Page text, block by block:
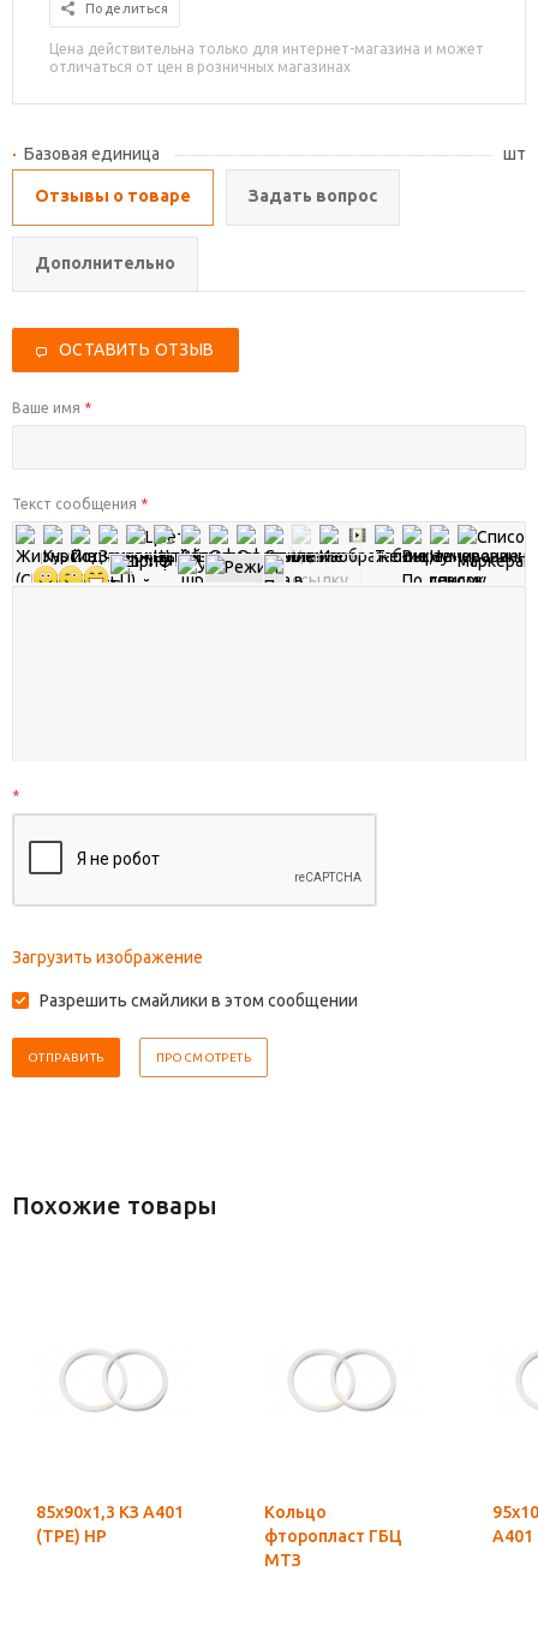
Поделиться
Цена действительна только для интернет-магазина и может
отличаться от цен в розничных магазинах
Базовая единица шт
Отзывы о товаре Задать вопрос
Дополнительно
ОСТАВИТЬ ОТЗЫВ
Ваше имя *
Текст сообщения *
*
Загрузить изображение
Разрешить смайлики в этом сообщении
Похожие товары
85х90х1,3 КЗ А401
(ТРЕ) НР
Кольцо
фторопласт ГБЦ
МТЗ
А401